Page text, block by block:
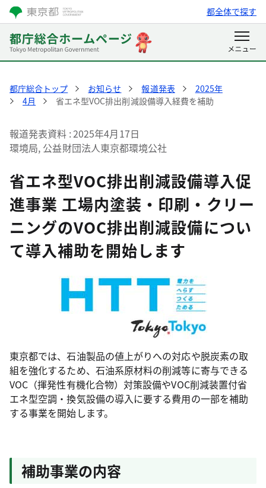
都全体で探す
都庁総合トップ お知らせ 報道発表
2025年
4月
省エネ型VOC排出削減設備導入経費を補助
報道発表資料 2025年4月17日
環境局, 公益財団法人東京都環境公社
省エネ型VOC排出削減設備導入促
進事業 工場内塗装・印刷・クリー
ニングのVOC排出削減設備につい
て導入補助を開始します
東京都では、石油製品の値上がりへの対応や脱炭素の取
組を強化するため、石油系原材料の削減等に寄与できる
VOC（揮発性有機化合物）対策設備やVOC削減装置付省
エネ型空調・換気設備の導入に要する費用の一部を補助
する事業を開始します。
補助事業の内容